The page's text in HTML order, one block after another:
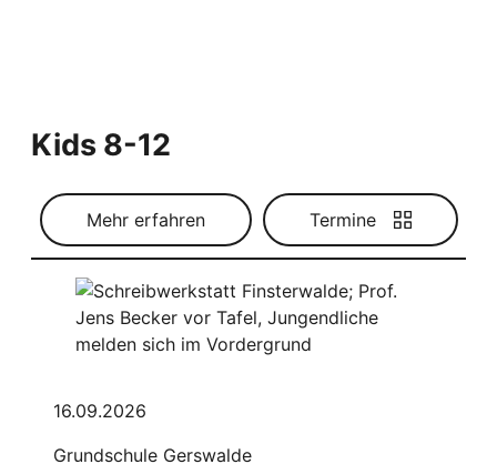
Kids 8-12
Mehr erfahren Termine
16.09.2026
Grundschule Gerswalde